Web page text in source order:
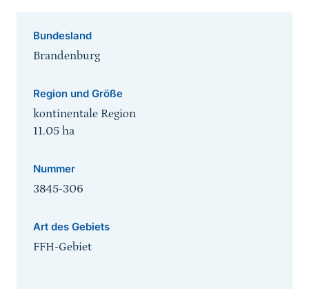
Bundesland
Brandenburg
Region und Größe
kontinentale Region
11.05 ha
Nummer
3845-306
Art des Gebiets
FFH-Gebiet